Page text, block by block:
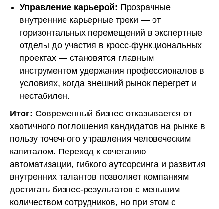
Управление карьерой: Прозрачные
внутренние карьерные треки — от
горизонтальных перемещений в экспертные
отделы до участия в кросс-функциональных
проектах — становятся главным
инструментом удержания профессионалов в
условиях, когда внешний рынок перегрет и
нестабилен.
Итог: Современный бизнес отказывается от
хаотичного поглощения кандидатов на рынке в
пользу точечного управления человеческим
капиталом. Переход к сочетанию
автоматизации, гибкого аутсорсинга и развития
внутренних талантов позволяет компаниям
достигать бизнес-результатов с меньшим
количеством сотрудников, но при этом с